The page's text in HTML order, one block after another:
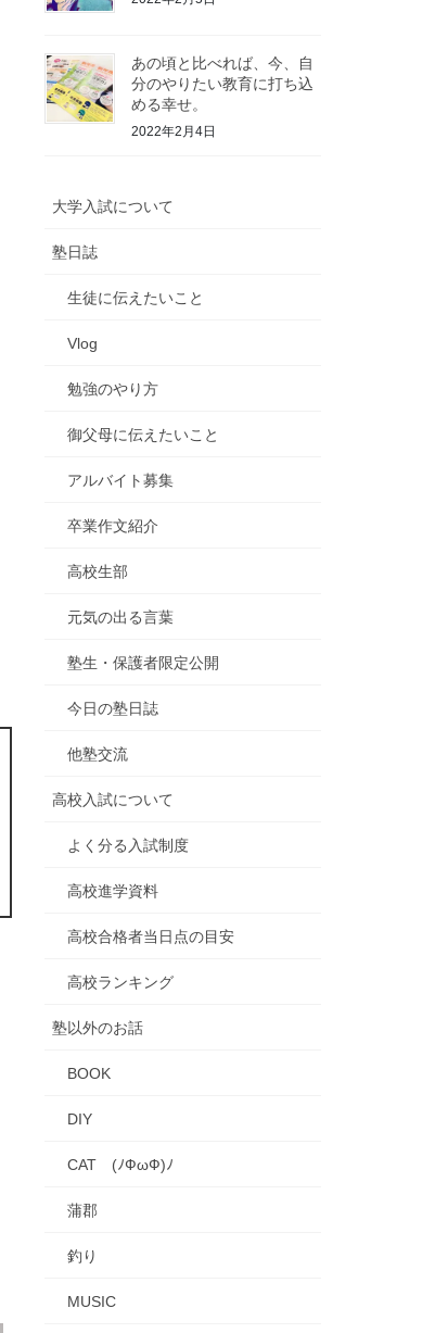
あの頃と比べれば、今、自
分のやりたい教育に打ち込
める幸せ。
2022年2月4日
大学入試について
塾日誌
生徒に伝えたいこと
Vlog
勉強のやり方
御父母に伝えたいこと
アルバイト募集
卒業作文紹介
高校生部
元気の出る言葉
塾生・保護者限定公開
今日の塾日誌
他塾交流
高校入試について
よく分る入試制度
高校進学資料
高校合格者当日点の目安
高校ランキング
塾以外のお話
BOOK
DIY
CAT (ﾉФωФ)ﾉ
蒲郡
釣り
MUSIC